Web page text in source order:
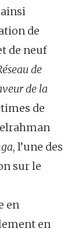
ainsi
de
de neuf
de
de la
de
, l’une des
sur le
en
en